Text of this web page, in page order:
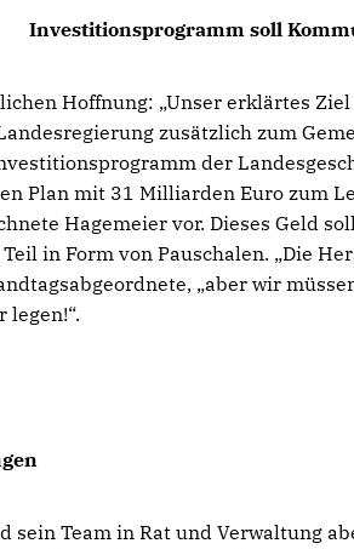
Investitionsprogramm soll
Hoffnung: „Unser erklärtes
zusätzlich zum
der
Plan mit 31 Milliarden Euro zum
Hagemeier vor. Dieses Geld
in Form von Pauschalen. „Die
„aber wir
sein Team in Rat und Verwaltung